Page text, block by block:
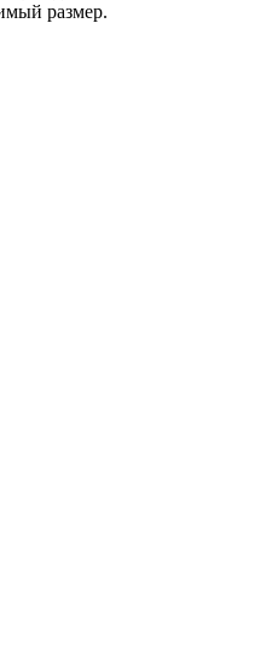
размер.